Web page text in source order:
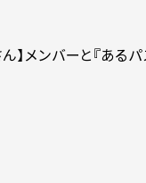
】メンバーと『ある